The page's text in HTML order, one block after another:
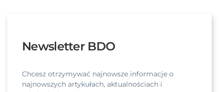
Newsletter BDO
Chcesz otrzymywać najnowsze informacje o
najnowszych artykułach, aktualnościach i